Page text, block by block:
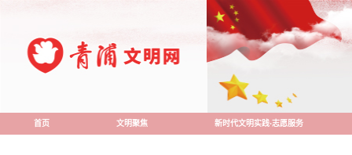
首页 文明聚焦 新时代文明实践·志愿服务